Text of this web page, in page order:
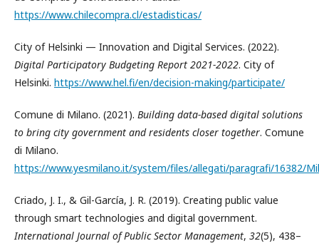
https://www.chilecompra.cl/estadisticas/
City of Helsinki — Innovation and Digital Services. (2022).
Digital Participatory Budgeting Report 2021-2022. City of
Helsinki. https://www.hel.fi/en/decision-making/participate/
Comune di Milano. (2021). Building data-based digital solutions
to bring city government and residents closer together. Comune
di Milano.
https://www.yesmilano.it/system/files/allegati/paragrafi/16382/
Criado, J. I., & Gil-García, J. R. (2019). Creating public value
through smart technologies and digital government.
International Journal of Public Sector Management, 32(5), 438–